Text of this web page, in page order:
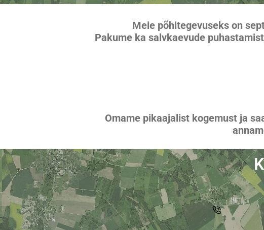
Meie põhitegevuseks on
Pakume ka salvkaevude
Omame pikaajalist kogemust ja